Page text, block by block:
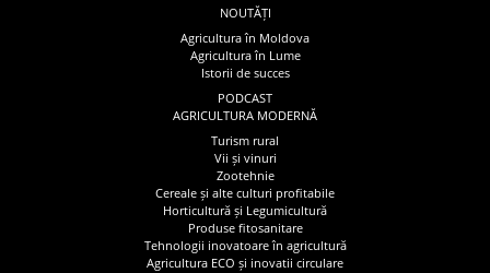
NOUTĂȚI
Agricultura în Moldova
Agricultura în Lume
Istorii de succes
PODCAST
AGRICULTURA MODERNĂ
Turism rural
Vii și vinuri
Zootehnie
Cereale și alte culturi profitabile
Horticultură și Legumicultură
Produse fitosanitare
Tehnologii inovatoare în agricultură
Agricultura ECO și inovatii circulare